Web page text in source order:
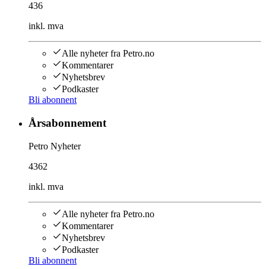
436
inkl. mva
Alle nyheter fra Petro.no
Kommentarer
Nyhetsbrev
Podkaster
Bli abonnent
Årsabonnement
Petro Nyheter
4362
inkl. mva
Alle nyheter fra Petro.no
Kommentarer
Nyhetsbrev
Podkaster
Bli abonnent